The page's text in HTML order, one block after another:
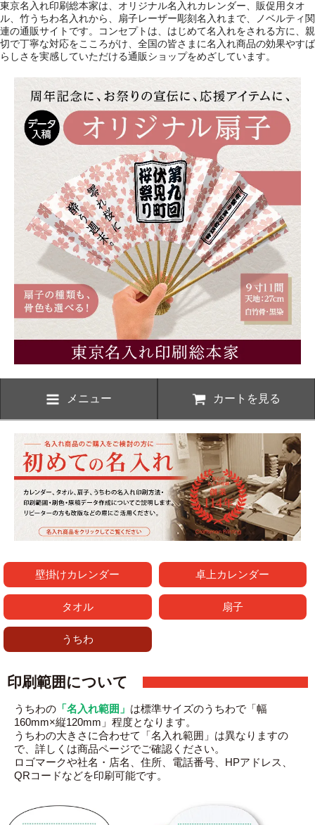
東京名入れ印刷総本家は、オリジナル名入れカレンダー、販促用タオ
ル、竹うちわ名入れから、扇子レーザー彫刻名入れまで、ノベルティ関
連の通販サイトです。コンセプトは、はじめて名入れをされる方に、親
切で丁寧な対応をこころがけ、全国の皆さまに名入れ商品の効果やすば
らしさを実感していただける通販ショップをめざしています。
メニュー カートを見る
壁掛けカレンダー 卓上カレンダー
タオル 扇子
うちわ
印刷範囲について
うちわの 「名入れ範囲」 は標準サイズのうちわで「幅
160mm×縦120mm」程度となります。
うちわの大きさに合わせて「名入れ範囲」は異なりますの
で、詳しくは商品ページでご確認ください。
ロゴマークや社名・店名、住所、電話番号、HPアドレス、
QRコードなどを印刷可能です。